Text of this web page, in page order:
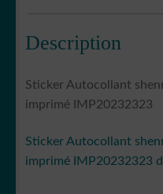
Description
Sticker Autocollant
imprimé IMP20232323
Sticker Autocollant
imprimé IMP20232323